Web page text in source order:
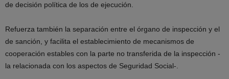
de decisión política de los de ejecución.
Refuerza también la separación entre el órgano de inspección y el
de sanción, y facilita el establecimiento de mecanismos de
cooperación estables con la parte no transferida de la inspección -
la relacionada con los aspectos de Seguridad Social-.